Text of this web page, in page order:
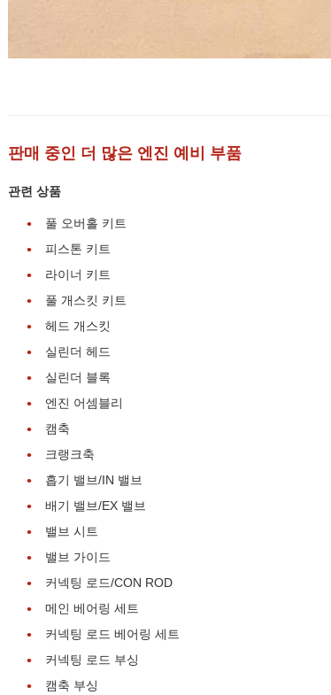
판매 중인 더 많은 엔진 예비 부품
관련 상품
풀 오버홀 키트
피스톤 키트
라이너 키트
풀 개스킷 키트
헤드 개스킷
실린더 헤드
실린더 블록
엔진 어셈블리
캠축
크랭크축
흡기 밸브/IN 밸브
배기 밸브/EX 밸브
밸브 시트
밸브 가이드
커넥팅 로드/CON ROD
메인 베어링 세트
커넥팅 로드 베어링 세트
커넥팅 로드 부싱
캠축 부싱